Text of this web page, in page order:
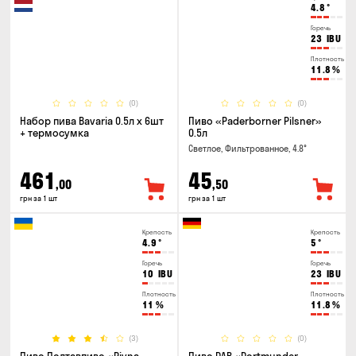
(0)
Набор пива Bavaria 0.5л х 6шт
+ термосумка
461 ,00
грн за 1 шт
4.8 °
Горечь
23 IBU
Плотность
11.8 %
(0)
Пиво «Paderborner Pilsner»
0.5л
Светлое, Фильтрованное, 4.8°
45,50
грн за 1 шт
Крепость
4.9 °
Горечь
10 IBU
Плотность
11 %
(3)
Крепость
5 °
Горечь
23 IBU
Плотность
11.8 %
(0)